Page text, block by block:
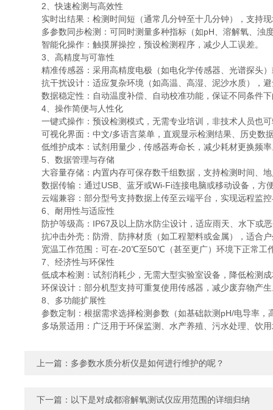
2、快速检测与高效性
实时出结果：检测时间短（通常几分钟至十几分钟），支持现
多参数同步检测：可同时测量多种指标（如pH、溶解氧、浊
智能化操作：触摸屏操控，预设检测程序，减少人工误差。
3、高精度与可靠性
精准传感器：采用高精度电极（如电化学传感器、光谱探头）
抗干扰设计：适应复杂环境（如高温、高湿、泥沙水质），避
数据稳定性：自动温度补偿、自动校准功能，保证不同条件下
4、操作简便与人性化
一键式操作：预设检测模式，无需专业培训，非技术人员也可
可视化界面：中文/多语言菜单，直观显示检测结果、历史数
低维护成本：试剂用量少，传感器寿命长，减少耗材更换频率
5、数据管理与存储
大容量存储：内置内存可保存数千组数据，支持检测时间、地
数据传输：通过USB、蓝牙或Wi-Fi连接电脑或移动设备，方
云端兼容：部分型号支持数据上传至云端平台，实现远程监控
6、耐用性与适应性
防护等级高：IP67及以上防水防尘设计，适应雨天、水下或
抗冲击外壳：防滑、防摔材质（如工程塑料或金属），适合户
宽温工作范围：可在-20℃至50℃（甚至更广）环境下正常工
7、经济性与环保性
低成本检测：试剂消耗少，无需大型实验室设备，降低检测成
环保设计：部分机型支持可重复使用传感器，减少废弃物产生
8、多功能扩展性
参数定制：根据需求选择检测参数（如基础款测pH/电导率，
多场景适用：广泛用于环保监测、水产养殖、污水处理、饮用
上一篇： 多参数水质分析仪是如何进行维护的呢？
下一篇： 以下是对成都溶解氧测试仪应用范围的详细归纳